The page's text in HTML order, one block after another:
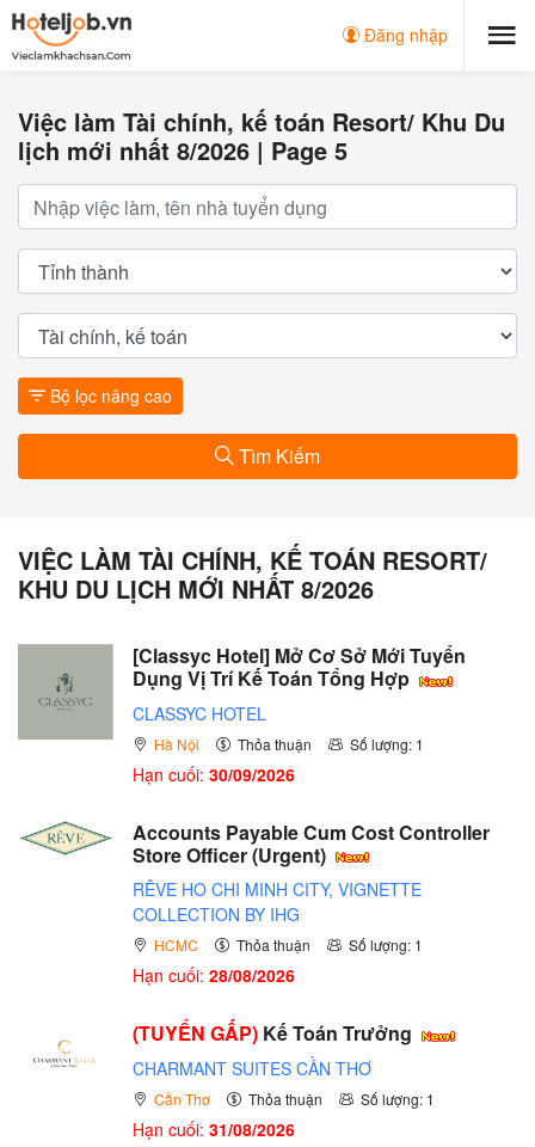
Đăng nhập
Việc làm Tài chính, kế toán Resort/ Khu Du
lịch mới nhất 8/2026 | Page 5
Bộ lọc nâng cao
Tìm Kiếm
VIỆC LÀM TÀI CHÍNH, KẾ TOÁN RESORT/
KHU DU LỊCH MỚI NHẤT 8/2026
[Classyc Hotel] Mở Cơ Sở Mới Tuyển
Dụng Vị Trí Kế Toán Tổng Hợp
CLASSYC HOTEL
Hà Nội Thỏa thuận Số lượng: 1
Hạn cuối: 30/09/2026
Accounts Payable Cum Cost Controller
Store Officer (Urgent)
RÊVE HO CHI MINH CITY, VIGNETTE
COLLECTION BY IHG
HCMC Thỏa thuận Số lượng: 1
Hạn cuối: 28/08/2026
(TUYỂN GẤP) Kế Toán Trưởng
CHARMANT SUITES CẦN THƠ
Cần Thơ Thỏa thuận Số lượng: 1
Hạn cuối: 31/08/2026